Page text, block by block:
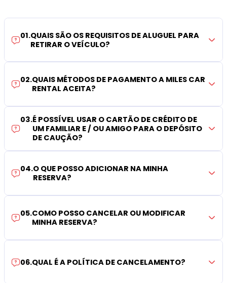
01.QUAIS SÃO OS REQUISITOS DE ALUGUEL PARA
RETIRAR O VEÍCULO?
02.QUAIS MÉTODOS DE PAGAMENTO A MILES CAR
RENTAL ACEITA?
03.É POSSÍVEL USAR O CARTÃO DE CRÉDITO DE
UM FAMILIAR E / OU AMIGO PARA O DEPÓSITO
DE CAUÇÃO?
04.O QUE POSSO ADICIONAR NA MINHA
RESERVA?
05.COMO POSSO CANCELAR OU MODIFICAR
MINHA RESERVA?
06.QUAL É A POLÍTICA DE CANCELAMENTO?